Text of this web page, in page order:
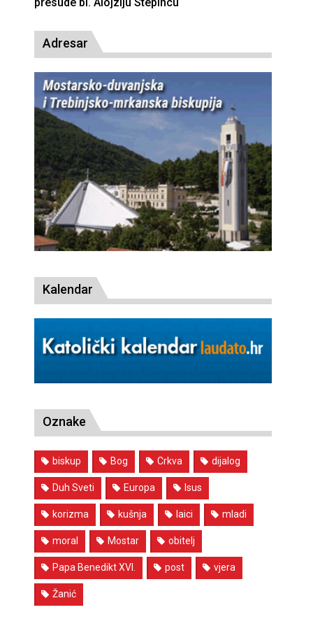
Adresar
Kalendar
Oznake
biskup Bog Crkva dijalog
Duh Sveti Europa Isus
korizma kušnja laici mladi
moral Mostar obitelj
Papa Benedikt XVI. post vjera
Žanić